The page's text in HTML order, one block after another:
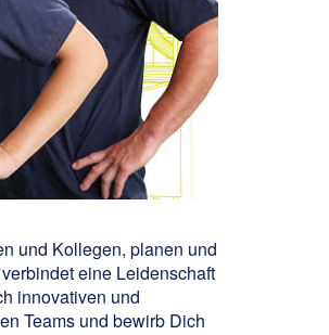
und Kollegen, planen und
eine Leidenschaft
innovativen und
Teams und bewirb Dich